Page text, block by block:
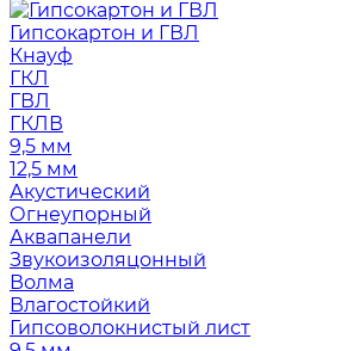
Гипсокартон и ГВЛ
Кнауф
ГКЛ
ГВЛ
ГКЛВ
9,5 мм
12,5 мм
Акустический
Огнеупорный
Аквапанели
Звукоизоляцонный
Волма
Влагостойкий
Гипсоволокнистый лист